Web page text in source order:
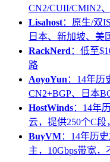
CN2/CUII/CMIN2
Lisahost：原生/双
日本、新加坡、美
RackNerd：低至
路
AoyoYun：14年历
CN2+BGP、日本
HostWinds：14年
云，提供250个C段
BuyVM：14年历
主，10Gbps带宽